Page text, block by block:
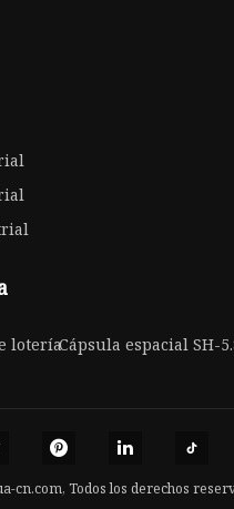
loteríaCápsula espacial SH-
cn.com, Todos los derechos